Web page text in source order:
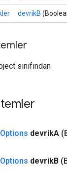
devrikB
sınıfından
Options devrikA
Options devrikB